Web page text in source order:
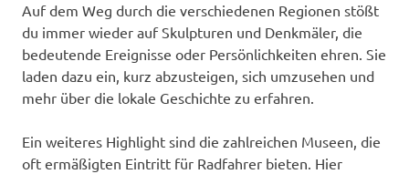
Auf dem Weg durch die verschiedenen Regionen stößt
du immer wieder auf Skulpturen und Denkmäler, die
bedeutende Ereignisse oder Persönlichkeiten ehren. Sie
laden dazu ein, kurz abzusteigen, sich umzusehen und
mehr über die lokale Geschichte zu erfahren.
Ein weiteres Highlight sind die zahlreichen Museen, die
oft ermäßigten Eintritt für Radfahrer bieten. Hier